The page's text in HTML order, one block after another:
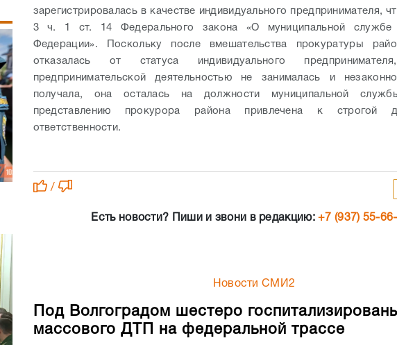
зарегистрировалась в качестве индивидуального предпринимателя,
3 ч. 1 ст. 14 Федерального закона «О муниципальной службе
Федерации». Поскольку после вмешательства прокуратуры
отказалась от статуса индивидуального
предпринимательской деятельностью не занималась и
получала, она осталась на должности муниципальной
представлению прокурора района привлечена к строгой
ответственности.
/
Есть новости? Пиши и звони в редакцию:+7 (937) 55-
Новости СМИ2
Под Волгоградом шестеро
массового ДТП на федеральной трассе